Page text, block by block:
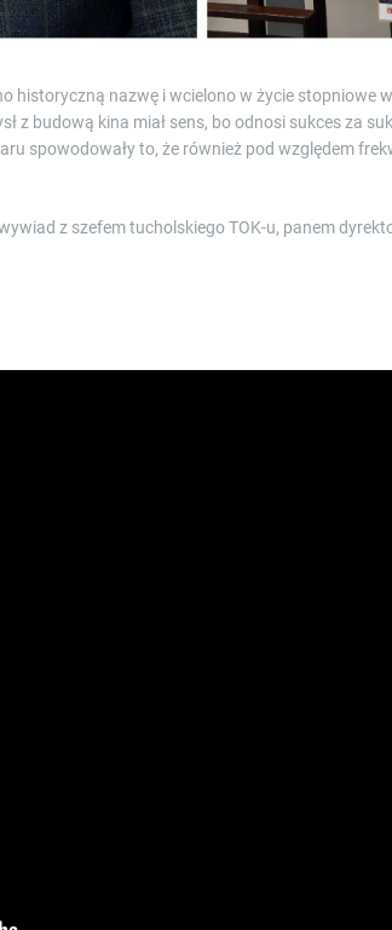
historyczną nazwę i wcielono w życie stopniowe
z budową kina miał sens, bo odnosi sukces za
spowodowały to, że również pod względem
z szefem tucholskiego TOK-u, panem